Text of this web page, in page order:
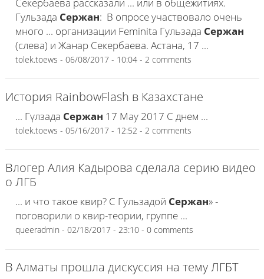
Гульзада Сержан: В опросе участвовало очень
много ... организации Feminita Гульзада Сержан
(слева) и Жанар Секербаева. Астана, 17 ...
tolek.toews - 06/08/2017 - 10:04 - 2 comments
История RainbowFlash в Казахстане
... Гүлзада Сержан 17 May 2017 С днем ...
tolek.toews - 05/16/2017 - 12:52 - 2 comments
Влогер Алия Кадырова сделала серию видео
о ЛГБ
... и что такое квир? C Гульзадой Сержан» -
поговорили о квир-теории, группе ...
queeradmin - 02/18/2017 - 23:10 - 0 comments
В Алматы прошла дискуссия на тему ЛГБТ